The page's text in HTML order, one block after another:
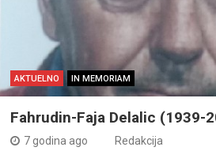
AKTUELNO IN MEMORIAM
Fahrudin-Faja Delalic (1939-
7 godina ago Redakcija